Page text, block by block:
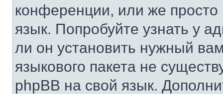
конференции, или же
язык. Попробуйте узнать у
ли он установить нужный
языкового пакета не
phpBB на свой язык.